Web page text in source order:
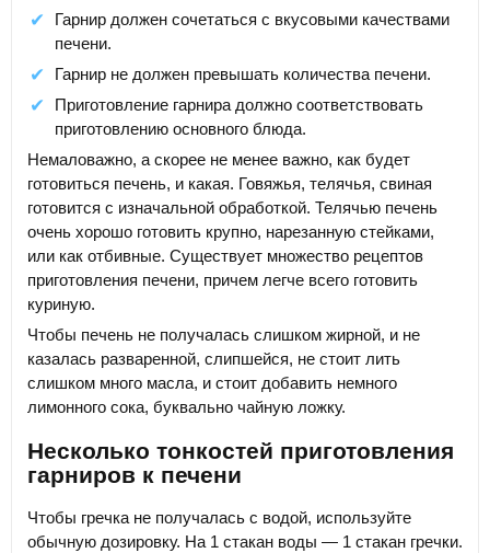
Гарнир должен сочетаться с вкусовыми качествами
печени.
Гарнир не должен превышать количества печени.
Приготовление гарнира должно соответствовать
приготовлению основного блюда.
Немаловажно, а скорее не менее важно, как будет
готовиться печень, и какая. Говяжья, телячья, свиная
готовится с изначальной обработкой. Телячью печень
очень хорошо готовить крупно, нарезанную стейками,
или как отбивные. Существует множество рецептов
приготовления печени, причем легче всего готовить
куриную.
Чтобы печень не получалась слишком жирной, и не
казалась разваренной, слипшейся, не стоит лить
слишком много масла, и стоит добавить немного
лимонного сока, буквально чайную ложку.
Несколько тонкостей приготовления
гарниров к печени
Чтобы гречка не получалась с водой, используйте
обычную дозировку. На 1 стакан воды — 1 стакан гречки.